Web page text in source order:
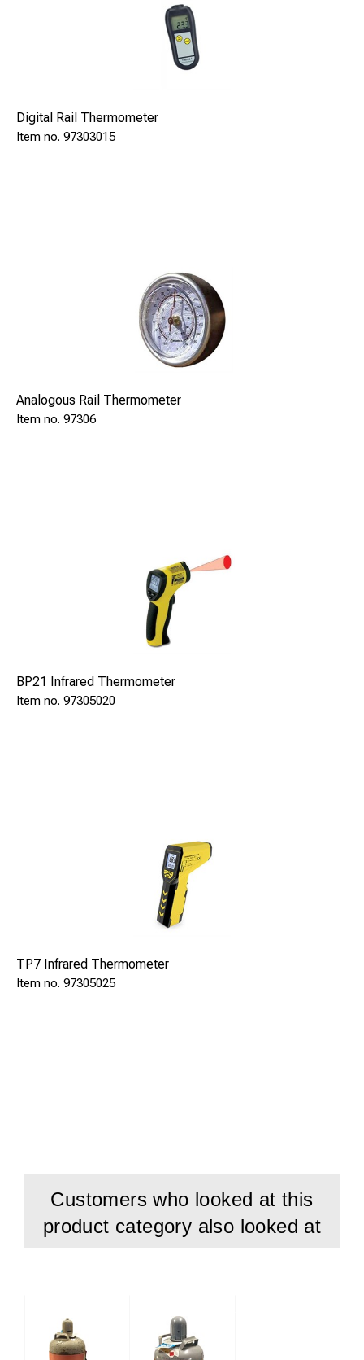
Digital Rail Thermometer
97303015
Analogous Rail Thermometer
97306
BP21 Infrared Thermometer
97305020
TP7 Infrared Thermometer
97305025
Customers who looked at this
product category also looked at